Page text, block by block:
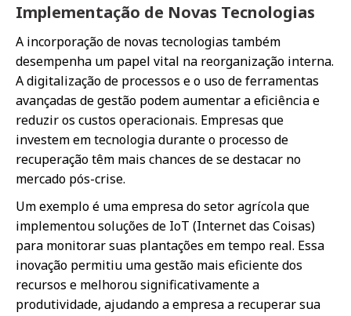
Implementação de Novas Tecnologias
A incorporação de novas tecnologias também
desempenha um papel vital na reorganização interna.
A digitalização de processos e o uso de ferramentas
avançadas de gestão podem aumentar a eficiência e
reduzir os custos operacionais. Empresas que
investem em tecnologia durante o processo de
recuperação têm mais chances de se destacar no
mercado pós-crise.
Um exemplo é uma empresa do setor agrícola que
implementou soluções de IoT (Internet das Coisas)
para monitorar suas plantações em tempo real. Essa
inovação permitiu uma gestão mais eficiente dos
recursos e melhorou significativamente a
produtividade, ajudando a empresa a recuperar sua